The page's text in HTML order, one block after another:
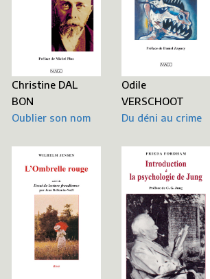
Christine DAL
BON
Oublier son nom
Odile
VERSCHOOT
Du déni au crime